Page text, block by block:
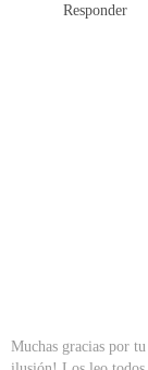
Responder
Muchas gracias por